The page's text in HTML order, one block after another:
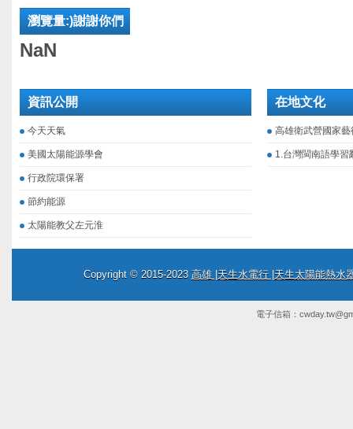
瀏覽量:)謝謝你們
NaN
資訊公開
今天天氣
美國太陽能源學會
行政院環保署
節約能源
太陽能教父左元淮
在地文化
高雄衛武營國家藝
1.台灣閩南語學習
Copyright © 2015-2023 高雄 |天生水電行 |天生太陽能熱水
電子信箱：